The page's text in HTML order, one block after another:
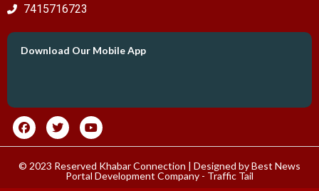
7415716723
Download Our Mobile App
© 2023 Reserved Khabar Connection | Designed byBest News
Portal Development Company - Traffic Tail